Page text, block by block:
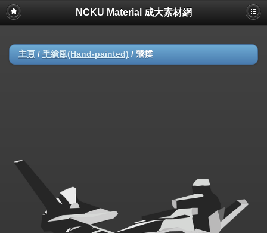
NCKU Material 成大素材網
主頁 / 手繪風(Hand-painted) / 飛撲